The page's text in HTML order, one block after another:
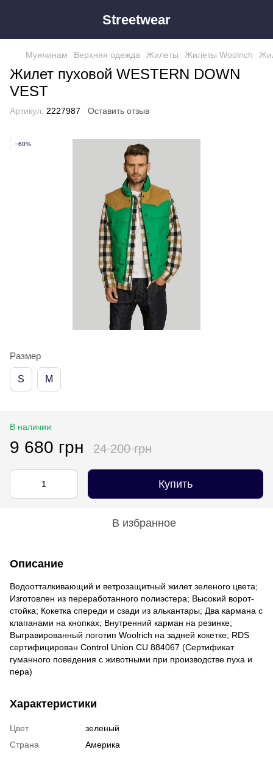
Streetwear
Мужчинам Верхняя одежда Жилеты Жилеты Woolrich
Жилет пуховой WESTERN DOWN
VEST
Артикул: 2227987 Оставить отзыв
−60%
Размер
S M
В наличии
9 680 грн 24 200 грн
Купить
В избранное
Описание
Водоотталкивающий и ветрозащитный жилет зеленого цвета;
Изготовлен из переработанного полиэстера; Высокий ворот-
стойка; Кокетка спереди и сзади из алькантары; Два кармана с
клапанами на кнопках; Внутренний карман на резинке;
Выгравированный логотип Woolrich на задней кокетке; RDS
сертифицирован Control Union CU 884067 (Сертификат
гуманного поведения с животными при производстве пуха и
пера)
Характеристики
Цвет
зеленый
Страна
Америка